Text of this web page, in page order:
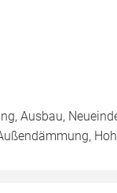
Ausbau,